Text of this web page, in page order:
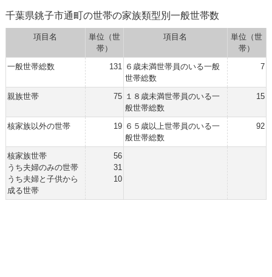
千葉県銚子市通町の世帯の家族類型別一般世帯数
項目名
単位（世
帯）
項目名
単位（世
帯）
一般世帯総数
131 ６歳未満世帯員のいる一般
世帯総数
7
親族世帯 75 １８歳未満世帯員のいる一
般世帯総数
15
核家族以外の世帯 19 ６５歳以上世帯員のいる一
般世帯総数
92
核家族世帯
うち夫婦のみの世帯
うち夫婦と子供から
成る世帯
56
31
10